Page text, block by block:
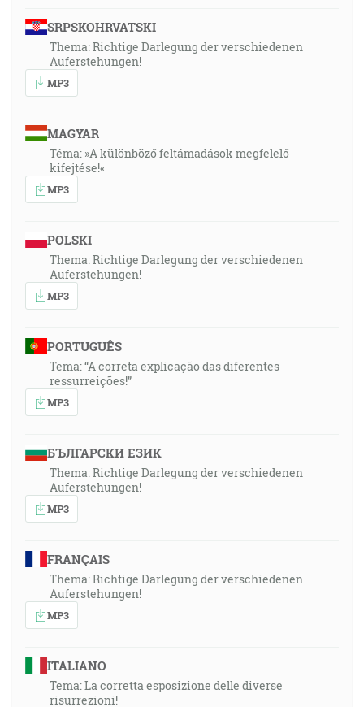
SRPSKOHRVATSKI
Thema: Richtige Darlegung der verschiedenen
Auferstehungen!
MP3
MAGYAR
Téma: »A különböző feltámadások megfelelő
kifejtése!«
MP3
POLSKI
Thema: Richtige Darlegung der verschiedenen
Auferstehungen!
MP3
PORTUGUÊS
Tema: “A correta explicação das diferentes
ressurreições!”
MP3
БЪЛГАРСКИ ЕЗИК
Thema: Richtige Darlegung der verschiedenen
Auferstehungen!
MP3
FRANÇAIS
Thema: Richtige Darlegung der verschiedenen
Auferstehungen!
MP3
ITALIANO
Tema: La corretta esposizione delle diverse
risurrezioni!